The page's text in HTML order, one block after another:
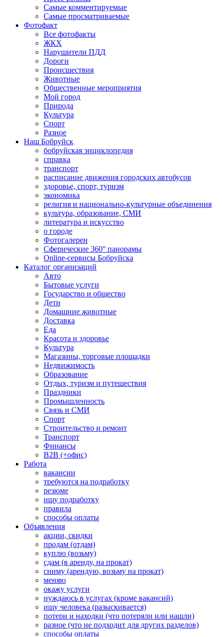
Самые комментируемые
Самые просматриваемые
Фотофакт
Все фотофакты
ЖКХ
Нарушители ПДД
Дороги
Происшествия
Животные
Общественные мероприятия
Мой город
Природа
Культура
Спорт
Разное
Наш Бобруйск
бобруйская энциклопедия
справка
транспорт
расписание движения городских автобусов
здоровье, спорт, туризм
экономика
религия и национально-культурные объединения
культура, образование, СМИ
литература и искусство
о городе
Фотогалереи
Сферические 360° панорамы
Online-сервисы Бобруйска
Каталог организаций
Авто
Бытовые услуги
Государство и общество
Дети
Домашние животные
Доставка
Еда
Красота и здоровье
Культура
Магазины, торговые площадки
Недвижимость
Образование
Отдых, туризм и путешествия
Праздники
Промышленность
Связь и СМИ
Спорт
Строительство и ремонт
Транспорт
Финансы
B2B (+офис)
Работа
вакансии
требуются на подработку
резюме
ищу подработку
правила
способы оплаты
Объявления
акции, скидки
продам (отдам)
куплю (возьму)
сдам (в аренду, на прокат)
сниму (арендую, возьму на прокат)
меняю
окажу услуги
нуждаюсь в услугах (кроме вакансий)
ищу человека (разыскивается)
потери и находки (что потеряли или нашли)
разное (что не подходит для других разделов)
способы оплаты